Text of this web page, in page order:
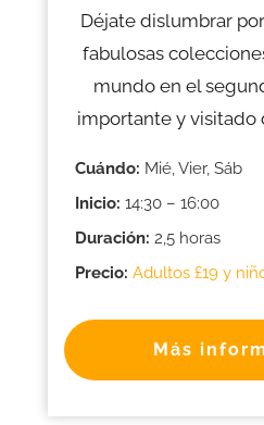
Déjate dislumbrar
fabulosas
mundo en el
importante y visitado
Cuándo: Mié, Vier, Sáb
Inicio: 14:30 – 16:00
Duración: 2,5 horas
Precio: Adultos £19 y
Más